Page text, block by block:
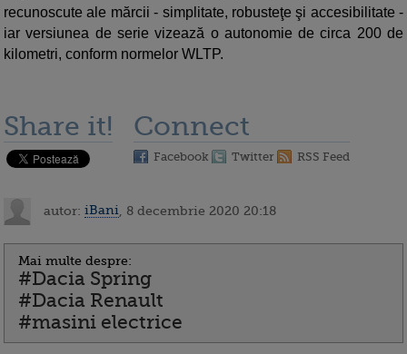
recunoscute ale mărcii - simplitate, robusteţe şi accesibilitate -
iar versiunea de serie vizează o autonomie de circa 200 de
kilometri, conform normelor WLTP.
Share it! Connect
Facebook Twitter RSS Feed
autor: iBani , 8 decembrie 2020 20:18
Mai multe despre:
#Dacia Spring
#Dacia Renault
#masini electrice